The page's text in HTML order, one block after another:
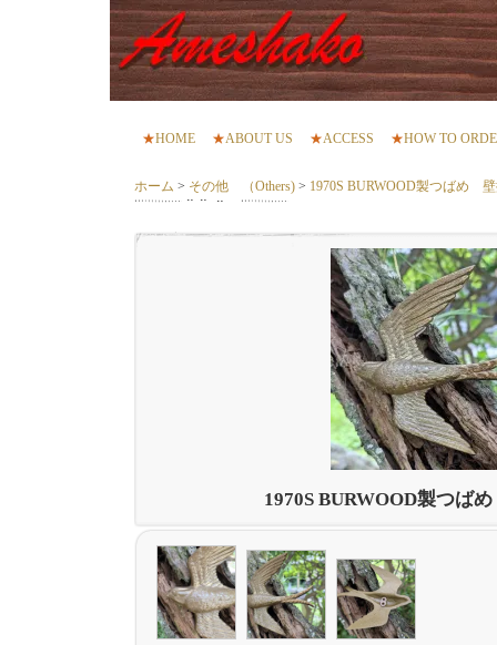
★HOME ★ABOUT US ★ACCESS ★HOW TO
ホーム > その他 （Others) > 1970S BURWOOD製つばめ
1970S BURWOOD製つば